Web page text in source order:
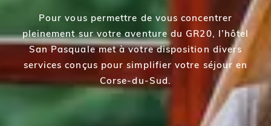
Pour vous permettre de vous concentrer
pleinement sur votre aventure du GR20, l’hôtel
San Pasquale met à votre disposition divers
services conçus pour simplifier votre séjour en
Corse-du-Sud.